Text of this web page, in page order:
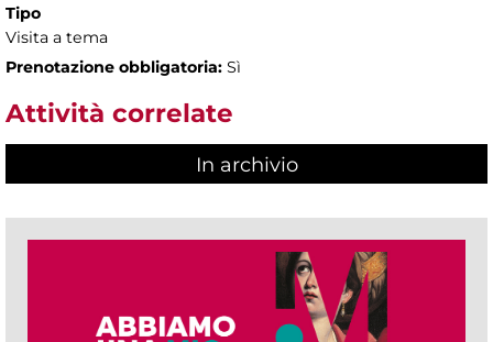
Tipo
Visita a tema
Prenotazione obbligatoria: Sì
Attività correlate
In archivio